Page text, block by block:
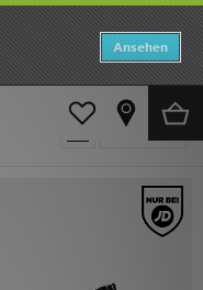
Ansehen
verfeinern